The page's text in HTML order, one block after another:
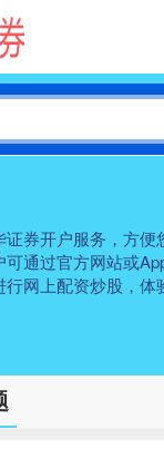
证券开户服务，方便
通过官方网站或
网上配资炒股，体